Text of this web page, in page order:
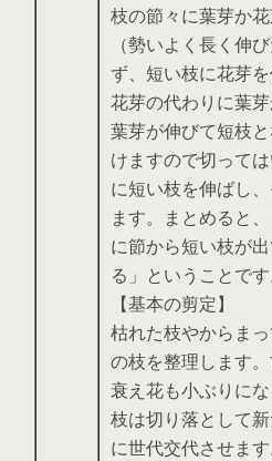
枝の節々に葉芽か
（勢いよく長く伸
ず、短い枝に花芽
花芽の代わりに葉
葉芽が伸びて短枝
けますので切って
に短い枝を伸ばし
ます。まとめると
に節から短い枝が
る」ということです
【基本の剪定】
枯れた枝やからま
の枝を整理します
衰え花も小ぶりに
枝は切り落として
に世代交代させま